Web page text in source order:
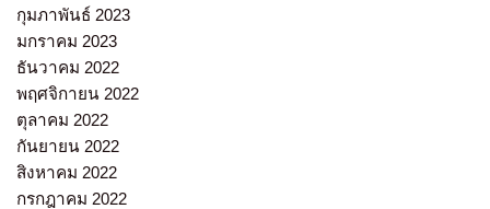
กุมภาพันธ์ 2023
มกราคม 2023
ธันวาคม 2022
พฤศจิกายน 2022
ตุลาคม 2022
กันยายน 2022
สิงหาคม 2022
กรกฎาคม 2022